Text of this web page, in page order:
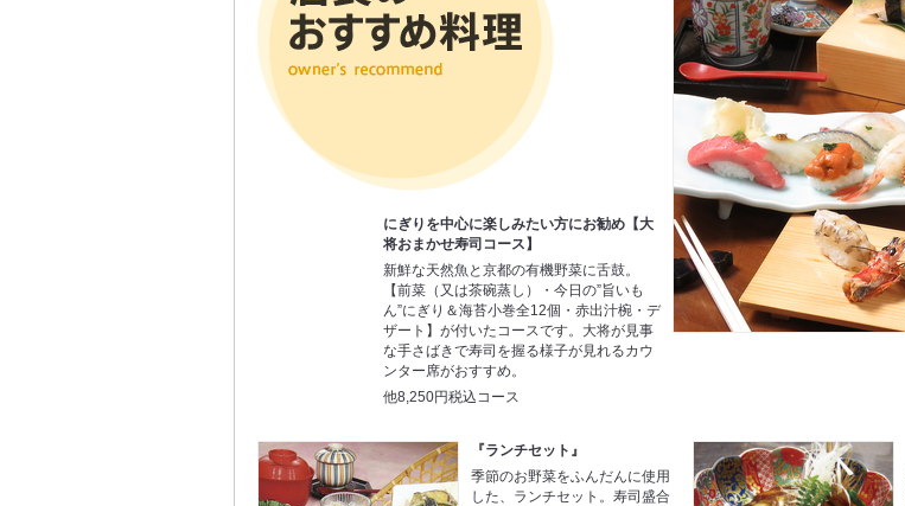
にぎりを中心に楽しみたい方にお勧め【大
将おまかせ寿司コース】
新鮮な天然魚と京都の有機野菜に舌鼓。
【前菜（又は茶碗蒸し）・今日の”旨いも
ん”にぎり＆海苔小巻全12個・赤出汁椀・デ
ザート】が付いたコースです。大将が見事
な手さばきで寿司を握る様子が見れるカウ
ンター席がおすすめ。
他8,250円税込コース
『ランチセット』
季節のお野菜をふんだんに使用
した、ランチセット。寿司盛合